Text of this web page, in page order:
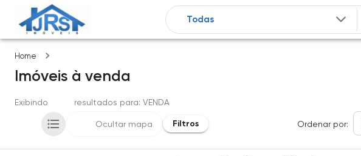
Home
Imóveis à venda
Exibindo resultados para: VENDA
Ocultar mapa Filtros Ordenar por: